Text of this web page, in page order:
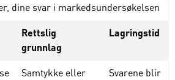
dine svar i markedsundersøkelsen
Rettslig
grunnlag
Lagringstid
Samtykke eller
Svarene blir